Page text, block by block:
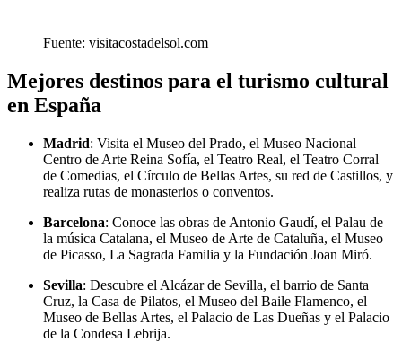
Fuente: visitacostadelsol.com
Mejores destinos para el turismo cultural
en España
Madrid: Visita el Museo del Prado, el Museo Nacional
Centro de Arte Reina Sofía, el Teatro Real, el Teatro Corral
de Comedias, el Círculo de Bellas Artes, su red de Castillos, y
realiza rutas de monasterios o conventos.
Barcelona: Conoce las obras de Antonio Gaudí, el Palau de
la música Catalana, el Museo de Arte de Cataluña, el Museo
de Picasso, La Sagrada Familia y la Fundación Joan Miró.
Sevilla: Descubre el Alcázar de Sevilla, el barrio de Santa
Cruz, la Casa de Pilatos, el Museo del Baile Flamenco, el
Museo de Bellas Artes, el Palacio de Las Dueñas y el Palacio
de la Condesa Lebrija.